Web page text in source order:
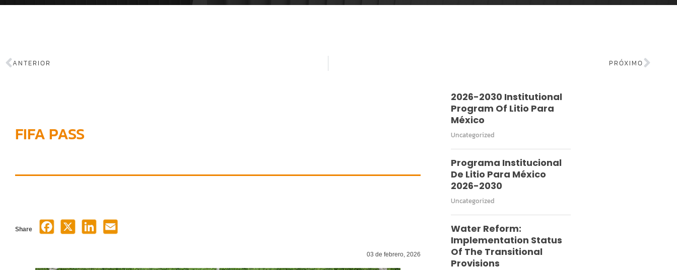
ANTERIOR PRÓXIMO
FIFA PASS
Share
03 de febrero, 2026
2026-2030 Institutional
Program Of Litio Para
México
Uncategorized
Programa Institucional
De Litio Para México
2026-2030
Uncategorized
Water Reform:
Implementation Status
Of The Transitional
Provisions